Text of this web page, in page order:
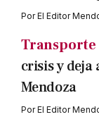
PorEl Editor
Transporte
crisis y deja
Mendoza
PorEl Editor